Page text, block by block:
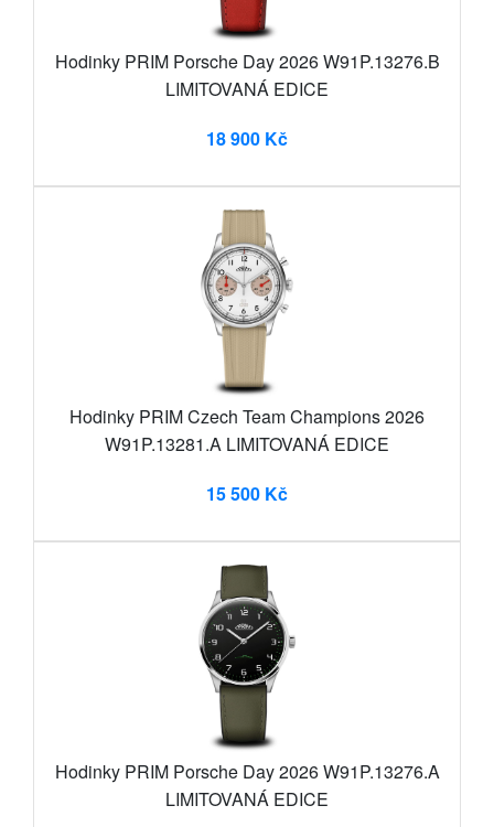
Hodinky PRIM Porsche Day 2026 W91P.13276.B
LIMITOVANÁ EDICE
18 900 Kč
Hodinky PRIM Czech Team Champions 2026
W91P.13281.A LIMITOVANÁ EDICE
15 500 Kč
Hodinky PRIM Porsche Day 2026 W91P.13276.A
LIMITOVANÁ EDICE